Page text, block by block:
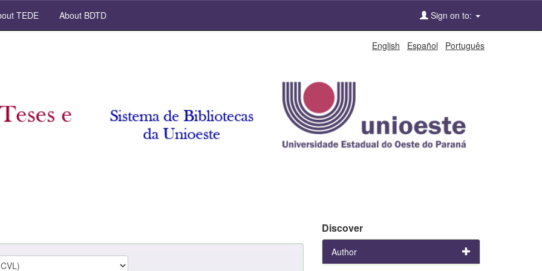
TEDE About BDTD Sign on to:
English Español Português
Discover
Author